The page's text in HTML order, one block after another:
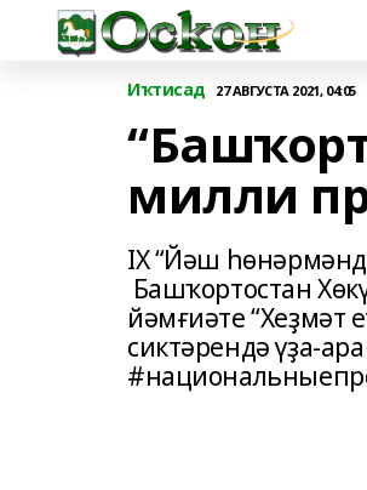
Иҡтисад 27 АВГУСТА 2021, 04:05
милли
IX “Йәш
Башҡортостан
йәмғиәте “Хеҙмәт
сиктәрендә үҙа-